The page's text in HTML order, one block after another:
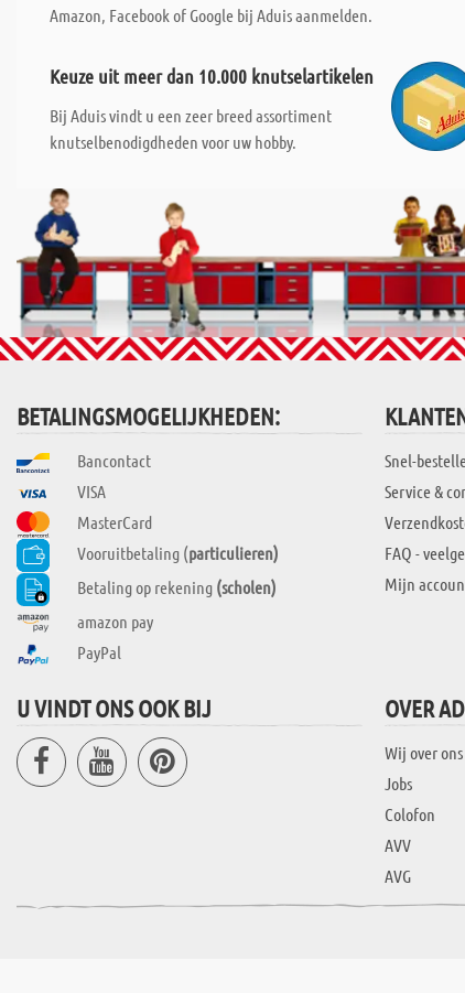
Amazon, Facebook of Google bij Aduis aanmelden.
Keuze uit meer dan 10.000 knutselartikelen
Bij Aduis vindt u een zeer breed assortiment
knutselbenodigdheden voor uw hobby.
BETALINGSMOGELIJKHEDEN:
Bancontact
VISA
MasterCard
Vooruitbetaling (particulieren)
Betaling op rekening (scholen)
amazon pay
PayPal
Snel-
Service &
FAQ -
Mijn
U VINDT ONS OOK BIJ OVER
Wij over ons
Jobs
Colofon
AVV
AVG